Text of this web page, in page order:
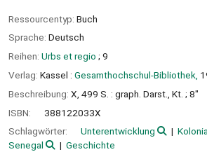
Ressourcentyp: Buch
Sprache: Deutsch
Reihen: Urbs et regio ; 9
Verlag: Kassel : Gesamthochschul-Bibliothek,
Beschreibung: X, 499 S. : graph. Darst., Kt. ; 8"
ISBN:
388122033X
Schlagwörter:
Unterentwicklung
Senegal
Geschichte